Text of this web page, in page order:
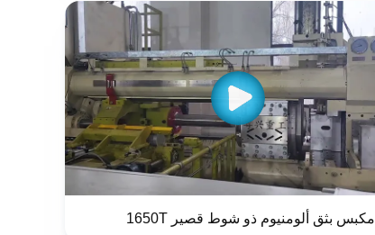
مكبس بثق ألومنيوم ذو شوط قصير 1650T